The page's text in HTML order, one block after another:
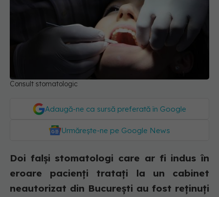
Consult stomatologic
Adaugă-ne ca sursă preferată în Google
Urmărește-ne pe Google News
Doi falși stomatologi care ar fi indus în
eroare pacienți tratați la un cabinet
neautorizat din București au fost reținuți